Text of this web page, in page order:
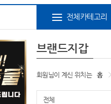
전체카테고리
브랜드지갑
회원님이 계신 위치는 홈
전체